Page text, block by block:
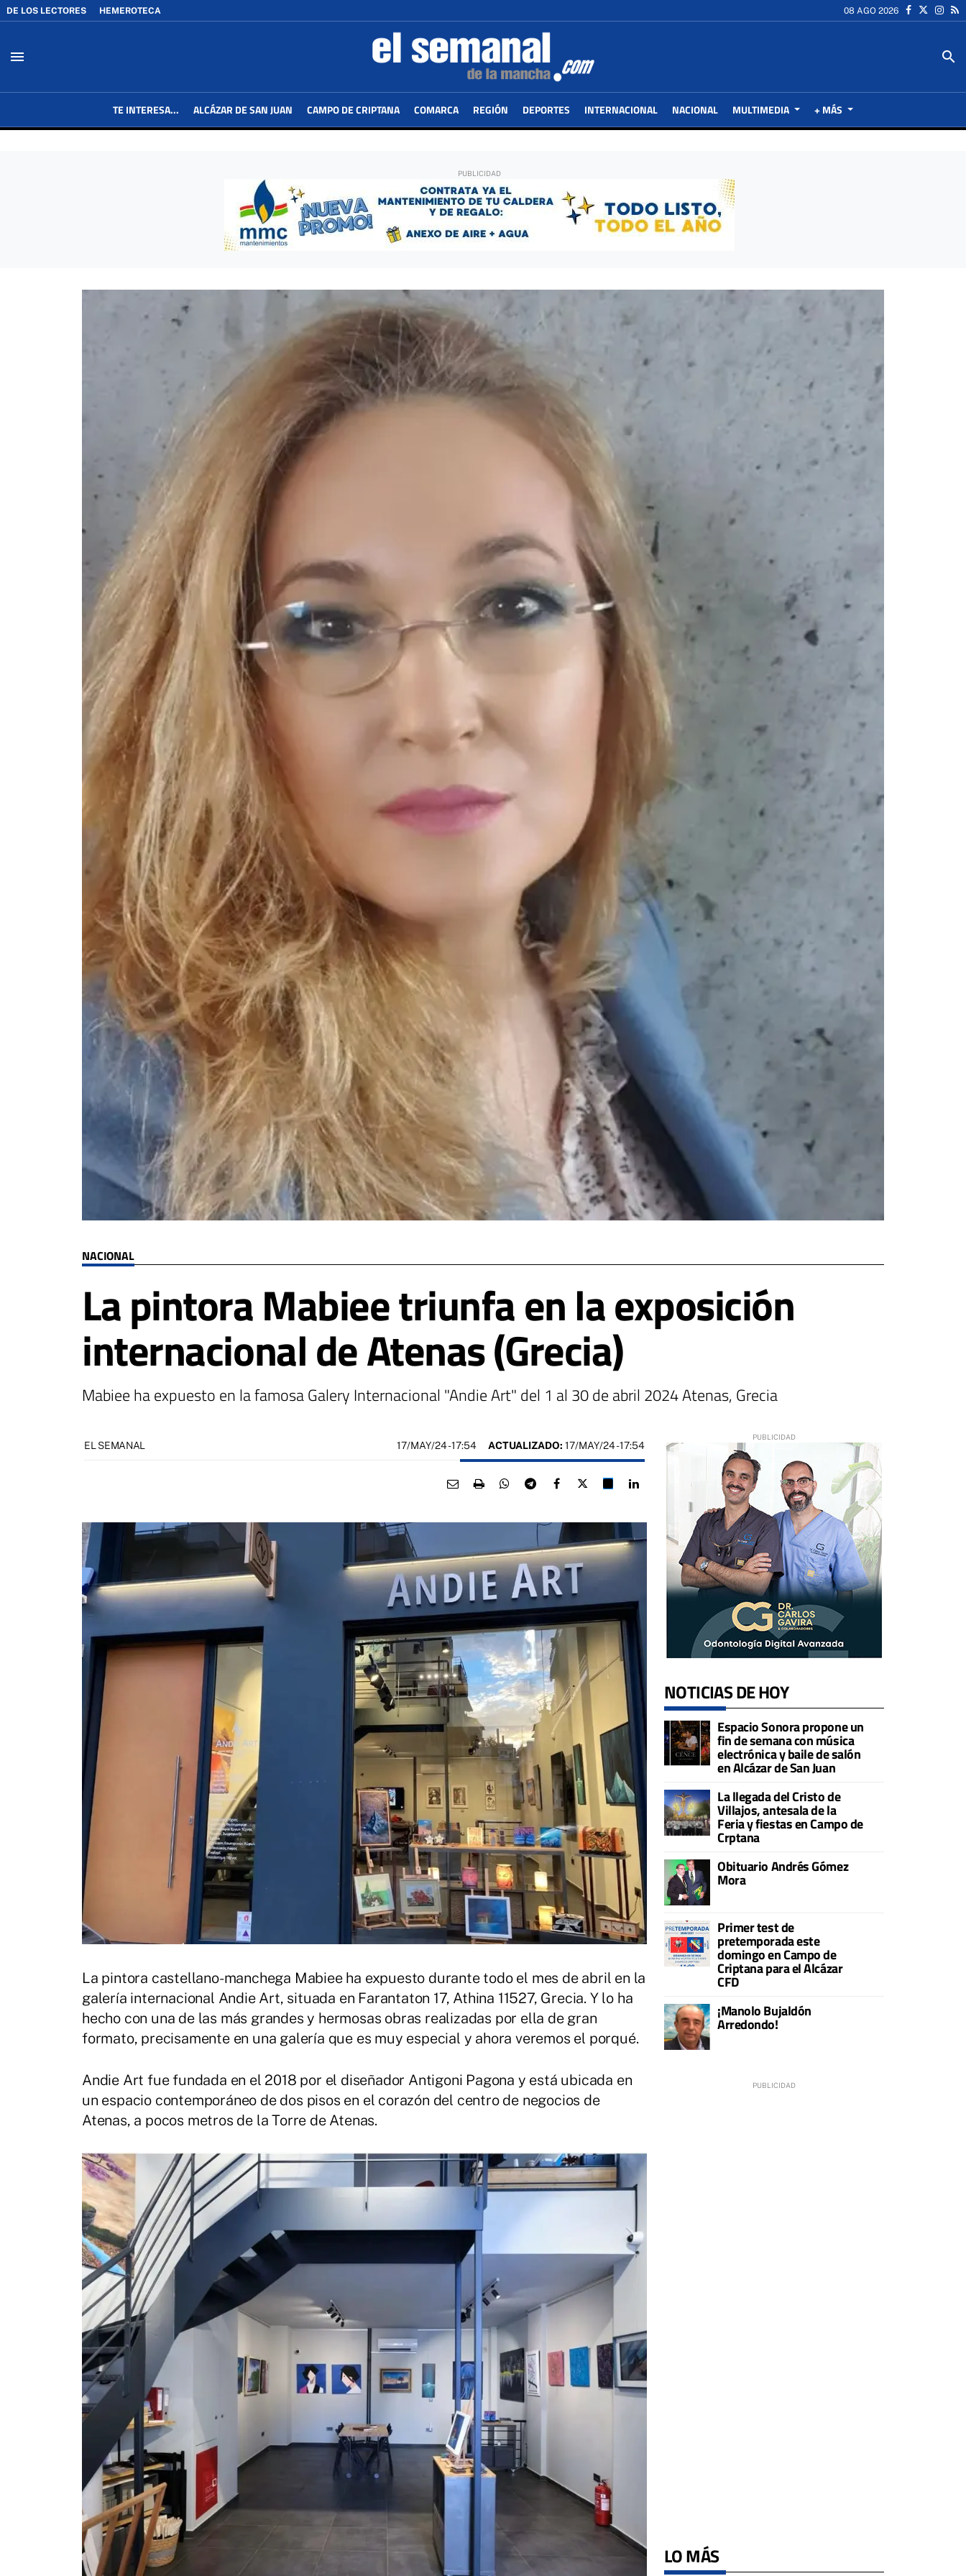
DE LOS LECTORES HEMEROTECA 08 AGO 2026
menu search
TE INTERESA... ALCÁZAR DE SAN JUAN CAMPO DE CRIPTANA COMARCA REGIÓN DEPORTES INTERNACIONAL NACIONAL MULTIMEDIA + MÁS
NACIONAL
La pintora Mabiee triunfa en la exposición
internacional de Atenas (Grecia)
Mabiee ha expuesto en la famosa Galery Internacional "Andie Art" del 1 al 30 de abril 2024 Atenas, Grecia
EL SEMANAL 17/MAY/24- 17:54 ACTUALIZADO: 17/MAY/24 - 17:54
La pintora castellano-manchega Mabiee ha expuesto durante todo el mes de abril en la
galería internacional Andie Art, situada en Farantaton 17, Athina 11527, Grecia. Y lo ha
hecho con una de las más grandes y hermosas obras realizadas por ella de gran
formato, precisamente en una galería que es muy especial y ahora veremos el porqué.
Andie Art fue fundada en el 2018 por el diseñador Antigoni Pagona y está ubicada en
un espacio contemporáneo de dos pisos en el corazón del centro de negocios de
Atenas, a pocos metros de la Torre de Atenas.
NOTICIAS DE HOY
Espacio Sonora propone un
fin de semana con música
electrónica y baile de salón
en Alcázar de San Juan
La llegada del Cristo de
Villajos, antesala de la
Feria y fiestas en Campo de
Crptana
Obituario Andrés Gómez
Mora
Primer test de
pretemporada este
domingo en Campo de
Criptana para el Alcázar
CFD
¡Manolo Bujaldón
Arredondo!
LO MÁS